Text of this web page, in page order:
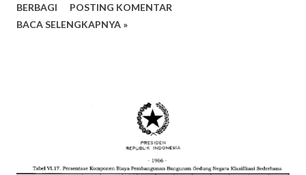
(upstream supply chain) adalah proses perencanaan, serta
manajemen pengendalian mutu. Aktivitas di rantai pasok ini
lebih tepat adalah pelaksanaan kontrak Pilihan jawaban (C)
salah karena rantai pasok hilir, Aktivitas utama adalah pada
proses transportasi, distribusi, serah terima, dan layanan
BERBAGI
POSTING KOMENTAR
BACA SELENGKAPNYA »